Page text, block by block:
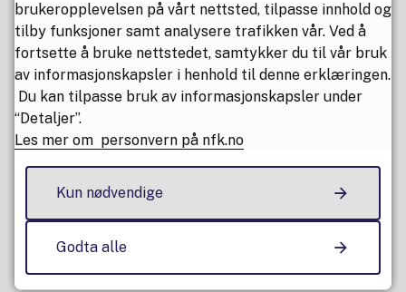
brukeropplevelsen på vårt nettsted, tilpasse innhold og
tilby funksjoner samt analysere trafikken vår. Ved å
fortsette å bruke nettstedet, samtykker du til vår bruk
av informasjonskapsler i henhold til denne erklæringen.
Du kan tilpasse bruk av informasjonskapsler under
“Detaljer”.
Les mer om personvern på nfk.no
Kun nødvendige
Godta alle